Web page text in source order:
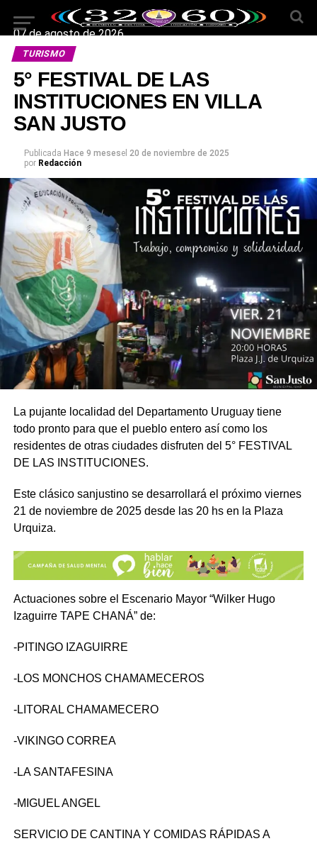
07 de agosto de 2026
TURISMO
5° FESTIVAL DE LAS
INSTITUCIONES EN VILLA
SAN JUSTO
Publicada Hace 9 mesesel 20 de noviembre de 2025
por Redacción
La pujante localidad del Departamento Uruguay tiene
todo pronto para que el pueblo entero así como los
residentes de otras ciudades disfruten del 5° FESTIVAL
DE LAS INSTITUCIONES.
Este clásico sanjustino se desarrollará el próximo viernes
21 de noviembre de 2025 desde las 20 hs en la Plaza
Urquiza.
Actuaciones sobre el Escenario Mayor “Wilker Hugo
Izaguirre TAPE CHANÁ” de:
-PITINGO IZAGUIRRE
-LOS MONCHOS CHAMAMECEROS
-LITORAL CHAMAMECERO
-VIKINGO CORREA
-LA SANTAFESINA
-MIGUEL ANGEL
SERVICIO DE CANTINA Y COMIDAS RÁPIDAS A